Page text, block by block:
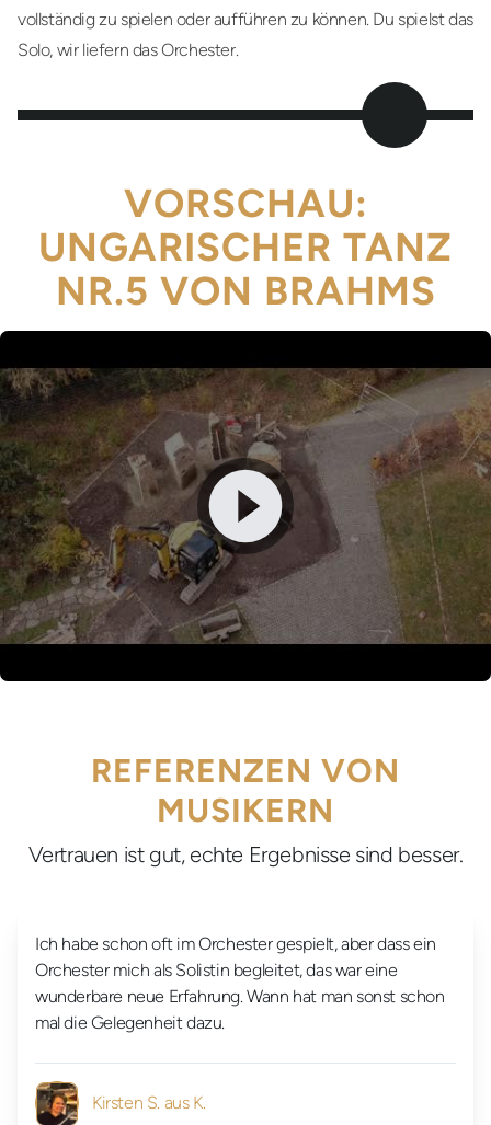
vollständig zu spielen oder aufführen zu können. Du spielst das
Solo, wir liefern das Orchester.
VORSCHAU:
UNGARISCHER TANZ
NR.5 VON BRAHMS
REFERENZEN VON
MUSIKERN
Vertrauen ist gut, echte Ergebnisse sind besser.
Ich habe schon oft im Orchester gespielt, aber dass ein
Orchester mich als Solistin begleitet, das war eine
wunderbare neue Erfahrung. Wann hat man sonst schon
mal die Gelegenheit dazu.
Kirsten S. aus K.